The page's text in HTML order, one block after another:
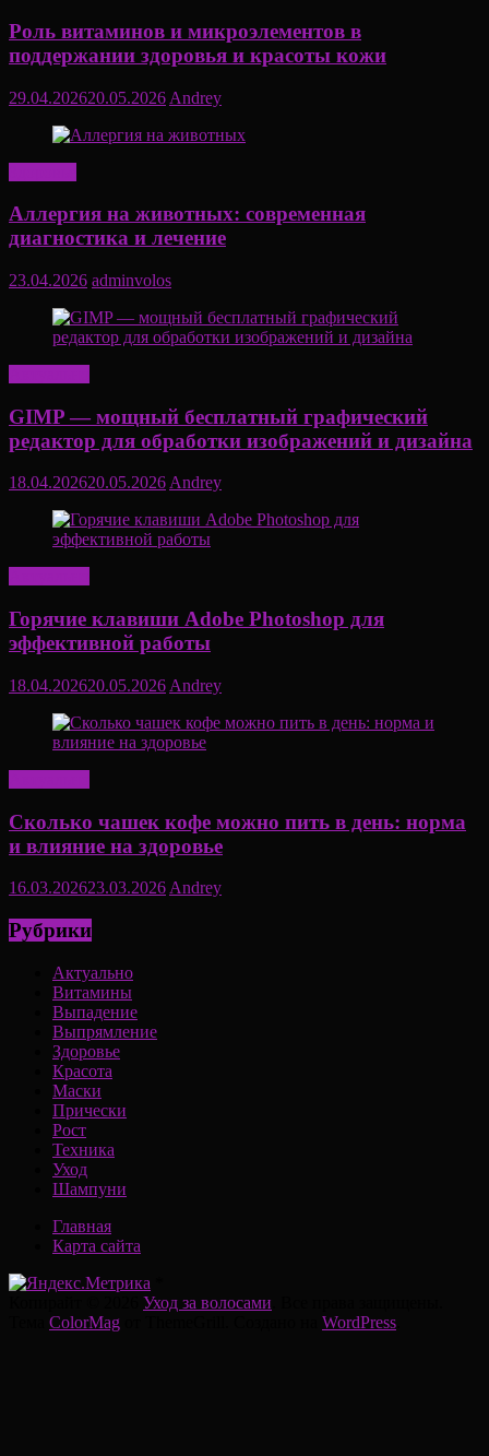
Роль витаминов и микроэлементов в
поддержании здоровья и красоты кожи
29.04.202620.05.2026 Andrey
Аллергия на животных: современная
диагностика и лечение
23.04.2026 adminvolos
GIMP — мощный бесплатный графический
редактор для обработки изображений и дизайна
18.04.202620.05.2026Andrey
Горячие клавиши Adobe Photoshop для
эффективной работы
18.04.202620.05.2026 Andrey
Сколько чашек кофе можно пить в день: норма
и влияние на здоровье
16.03.202623.03.2026 Andrey
Рубрики
Актуально
Витамины
Выпадение
Выпрямление
Здоровье
Красота
Маски
Прически
Рост
Техника
Уход
Шампуни
Главная
Карта сайта
Уход за волосами
ColorMag WordPress